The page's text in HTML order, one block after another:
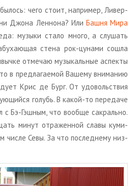
чего стоит, на­при­мер, Ли­вер­
Джона Лен­но­на? Или Башня Мира
му­зы­ки стало много, а слу­шать
стена рок-цу­на­ми сошла
от­ме­чаю му­зы­каль­ные ас­пек­ты
в пред­ла­га­е­мой Ва­ше­му вни­ма­нию
Крис де Бург. От удо­воль­ствия
го­лубь. В какой-то пе­ре­да­че
с Бэ-Гэш­ным, что во­об­ще са­краль­но.
минут от­ра­жен­ной славы ку­ми­
числе Севы. За что по­след­не­му низ­